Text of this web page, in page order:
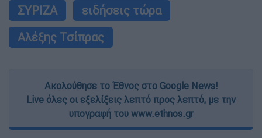
ΣΥΡΙΖΑ
ειδήσεις τώρα
Αλέξης Τσίπρας
Ακολούθησε το Έθνος στο Google News!
Live όλες οι εξελίξεις λεπτό προς λεπτό, με την
υπογραφή του www.ethnos.gr